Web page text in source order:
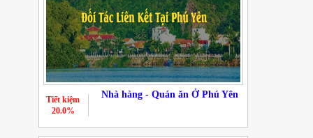
Nhà hàng - Quán ăn Ở Phú Yên
Tiết kiệm
20.0%